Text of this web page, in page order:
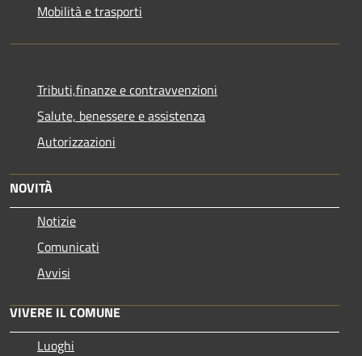
Mobilità e trasporti
Tributi,finanze e contravvenzioni
Salute, benessere e assistenza
Autorizzazioni
NOVITÀ
Notizie
Comunicati
Avvisi
VIVERE IL COMUNE
Luoghi